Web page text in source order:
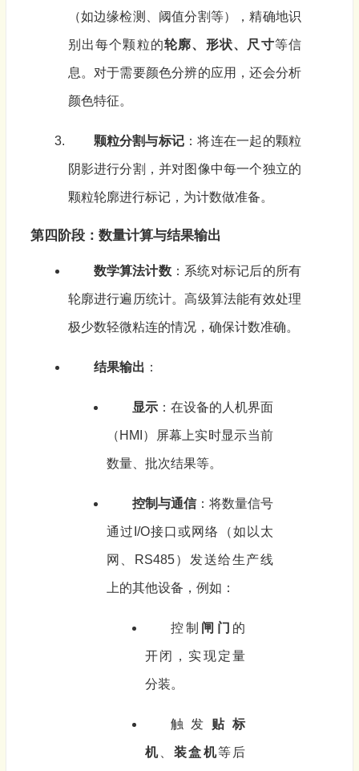
（如边缘检测、阈值分割等），精确地识
别出每个颗粒的轮廓、形状、尺寸等信
息。对于需要颜色分辨的应用，还会分析
颜色特征。
颗粒分割与标记 ：将连在一起的颗粒
阴影进行分割，并对图像中每一个独立的
颗粒轮廓进行标记，为计数做准备。
第四阶段：数量计算与结果输出
数学算法计数：系统对标记后的所有
轮廓进行遍历统计。高级算法能有效处理
极少数轻微粘连的情况，确保计数准确。
结果输出 ：
显示：在设备的人机界面
（HMI）屏幕上实时显示当前
数量、批次结果等。
控制与通信：将数量信号
通过I/O接口或网络（如以太
网、RS485）发送给生产线
上的其他设备，例如：
控制 闸门 的
开闭，实现定量
分装。
触发 贴标
机 、装盒机等后